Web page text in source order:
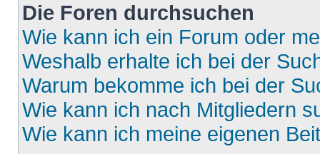
Die Foren durchsuchen
Wie kann ich ein Forum oder
Weshalb erhalte ich bei der
Warum bekomme ich bei der
Wie kann ich nach Mitgliedern
Wie kann ich meine eigenen